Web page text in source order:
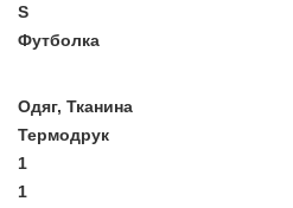
S
Футболка
Одяг, Тканина
Термодрук
1
1